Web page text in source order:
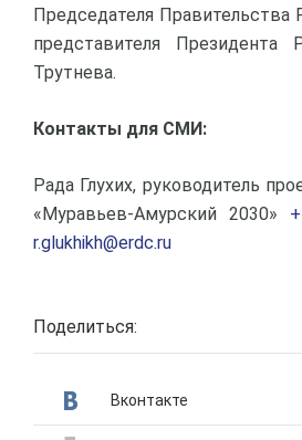
Председателя Правительства
представителя
Трутнева.
Контакты для СМИ:
Рада Глухих, руководитель
«Муравьев-Амурский 2030»
r.glukhikh@erdc.ru
Поделиться:
Вконтакте